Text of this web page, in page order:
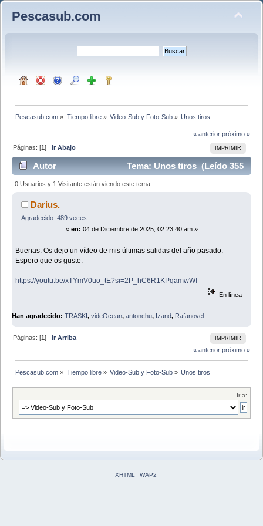
Pescasub.com
Pescasub.com » Tiempo libre» Video-Sub y Foto-Sub» Unos tiros
« anterior próximo »
IMPRIMIR
Páginas: [1]Ir Abajo
Autor
Tema: Unos tiros (Leído 355
veces)
0 Usuarios y 1 Visitante están viendo este tema.
Darius.
Agradecido: 489 veces
« en: 04 de Diciembre de 2025, 02:23:40 am »
Buenas. Os dejo un vídeo de mis últimas salidas del año pasado.
Espero que os guste.
https://youtu.be/xTYmV0uo_tE?si=2P_hC6R1KPqamwWI
En línea
Han agradecido: TRASKI, videOcean, antonchu, Izand, Rafanovel
IMPRIMIR
Páginas: [1]Ir Arriba
« anterior próximo »
Pescasub.com » Tiempo libre» Video-Sub y Foto-Sub» Unos tiros
Ir a:
XHTML WAP2